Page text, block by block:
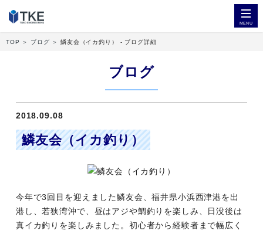
MENU
設備管理
365日24時間対応業務
清掃事業
TOP ブログ 鱗友会（イカ釣り） - ブログ詳細
ブログ
2018.09.08
鱗友会（イカ釣り）
今年で3回目を迎えました鱗友会、福井県小浜西津港を出
港し、若狭湾沖で、昼はアジや鯛釣りを楽しみ、日没後は
真イカ釣りを楽しみました。初心者から経験者まで幅広く